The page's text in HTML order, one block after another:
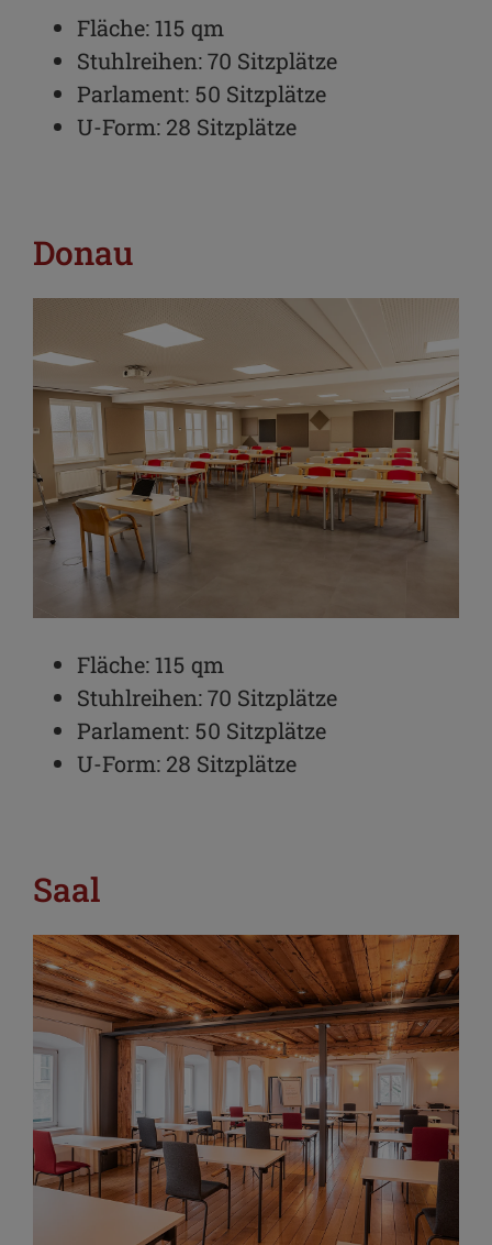
Fläche: 115 qm
Stuhlreihen: 70 Sitzplätze
Parlament: 50 Sitzplätze
U-Form: 28 Sitzplätze
Donau
Fläche: 115 qm
Stuhlreihen: 70 Sitzplätze
Parlament: 50 Sitzplätze
U-Form: 28 Sitzplätze
Saal